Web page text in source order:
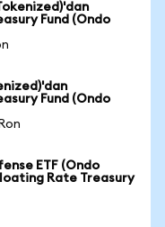
Fund (Ondo
Fund (Ondo
ETF (Ondo
Rate Treasury